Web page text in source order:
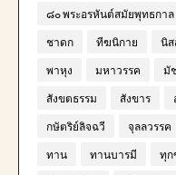
๘๐ พระอรหันต์สมัยพุทธกาล
ชาดก ทีฆนิกาย นิ
พาหุง มหาวรรค มั
สังขตธรรม สังขาร
กษัตริย์ลิจฉวี จุลลวรรค
ทาน ทานบารมี ทุก